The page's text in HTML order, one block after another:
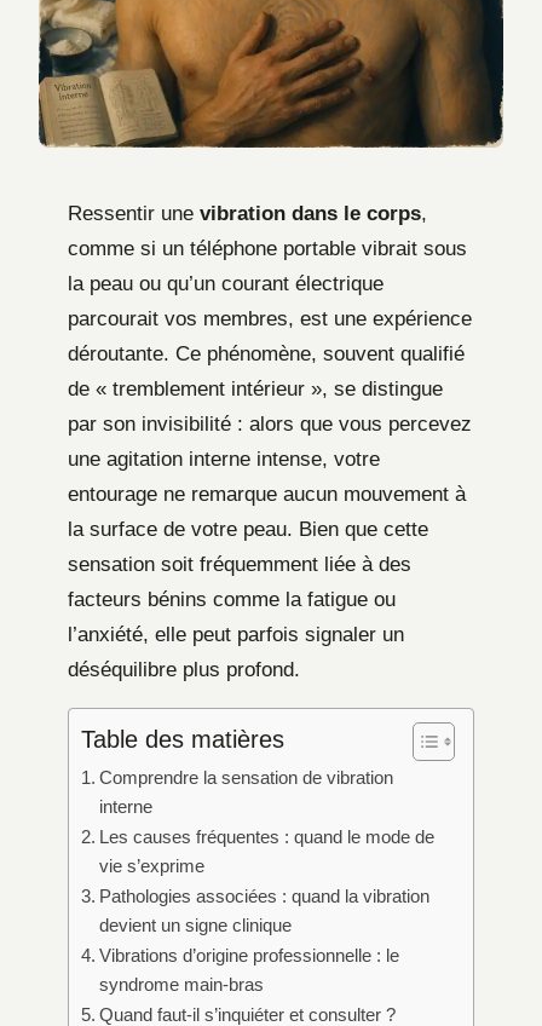
Ressentir une vibration dans le corps,
comme si un téléphone portable vibrait sous
la peau ou qu’un courant électrique
parcourait vos membres, est une expérience
déroutante. Ce phénomène, souvent qualifié
de « tremblement intérieur », se distingue
par son invisibilité : alors que vous percevez
une agitation interne intense, votre
entourage ne remarque aucun mouvement à
la surface de votre peau. Bien que cette
sensation soit fréquemment liée à des
facteurs bénins comme la fatigue ou
l’anxiété, elle peut parfois signaler un
déséquilibre plus profond.
Table des matières
Comprendre la sensation de vibration
interne
Les causes fréquentes : quand le mode de
vie s’exprime
Pathologies associées : quand la vibration
devient un signe clinique
Vibrations d’origine professionnelle : le
syndrome main-bras
Quand faut-il s’inquiéter et consulter ?